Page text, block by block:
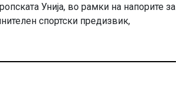
Унија, во рамки на напорите за
спортски предизвик,